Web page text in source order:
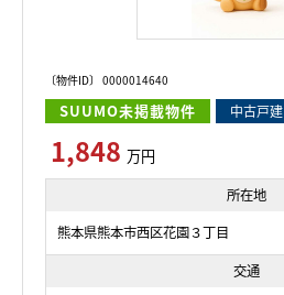
〔物件ID〕 0000014640
SUUMO未掲載物件 中古戸建
1,848 万円
所在地
熊本県熊本市西区花園３丁目
交通